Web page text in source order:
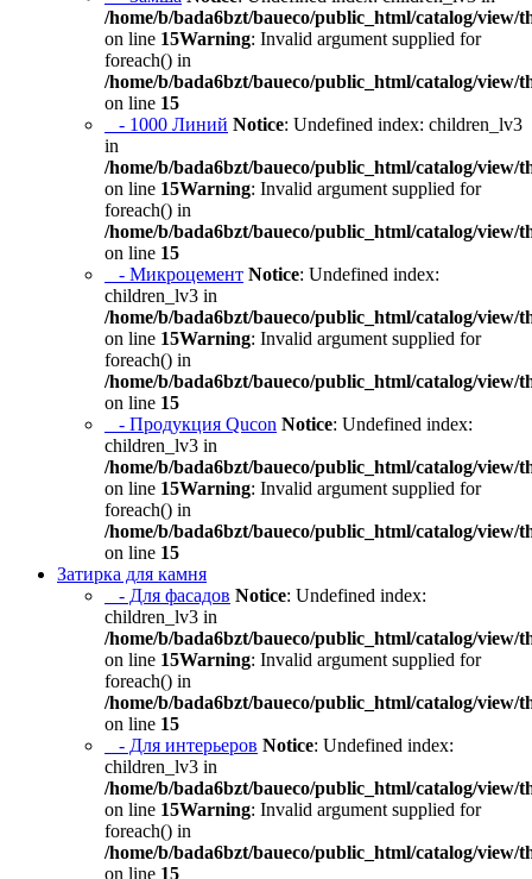
/home/b/bada6bzt/baueco/public_html/catalog/view/
on line 15Warning: Invalid argument supplied for
foreach() in
/home/b/bada6bzt/baueco/public_html/catalog/view/
on line 15
- 1000 Линий Notice: Undefined index: children_lv3
in
/home/b/bada6bzt/baueco/public_html/catalog/view/
on line 15Warning: Invalid argument supplied for
foreach() in
/home/b/bada6bzt/baueco/public_html/catalog/view/
on line 15
- Микроцемент Notice: Undefined index:
children_lv3 in
/home/b/bada6bzt/baueco/public_html/catalog/view/
on line 15Warning: Invalid argument supplied for
foreach() in
/home/b/bada6bzt/baueco/public_html/catalog/view/
on line 15
- Продукция Qucon Notice: Undefined index:
children_lv3 in
/home/b/bada6bzt/baueco/public_html/catalog/view/
on line 15Warning: Invalid argument supplied for
foreach() in
/home/b/bada6bzt/baueco/public_html/catalog/view/
on line 15
Затирка для камня
- Для фасадов Notice: Undefined index:
children_lv3 in
/home/b/bada6bzt/baueco/public_html/catalog/view/
on line 15Warning: Invalid argument supplied for
foreach() in
/home/b/bada6bzt/baueco/public_html/catalog/view/
on line 15
- Для интерьеров Notice: Undefined index:
children_lv3 in
/home/b/bada6bzt/baueco/public_html/catalog/view/
on line 15Warning: Invalid argument supplied for
foreach() in
/home/b/bada6bzt/baueco/public_html/catalog/view/
on line 15